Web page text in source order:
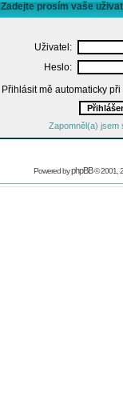
Zadejte prosím vaše
Uživatel:
Heslo:
Přihlásit mě automaticky
Zapomněl(a) jsem
Powered byphpBB© 2001,